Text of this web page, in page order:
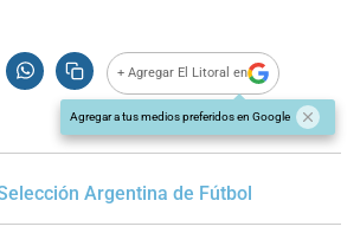
+ Agregar El Litoral en
Agregar a tus medios preferidos en Google
Argentina de Fútbol